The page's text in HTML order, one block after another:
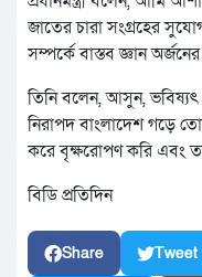
জাতের চারা সংগ্রহের সুযোগ
সম্পর্কে বাস্তব জ্ঞান
তিনি বলেন, আসুন, ভবিষ্যৎ
নিরাপদ বাংলাদেশ গড়ে
করে বৃক্ষরোপণ করি এবং
বিডি প্রতিদিন
Share Tweet